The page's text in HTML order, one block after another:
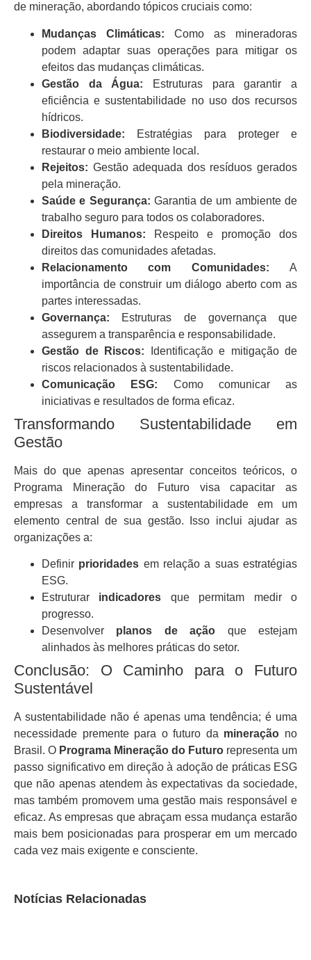
de mineração, abordando tópicos cruciais como:
Mudanças Climáticas: Como as mineradoras
podem adaptar suas operações para mitigar os
efeitos das mudanças climáticas.
Gestão da Água: Estruturas para garantir a
eficiência e sustentabilidade no uso dos recursos
hídricos.
Biodiversidade: Estratégias para proteger e
restaurar o meio ambiente local.
Rejeitos: Gestão adequada dos resíduos gerados
pela mineração.
Saúde e Segurança: Garantia de um ambiente de
trabalho seguro para todos os colaboradores.
Direitos Humanos: Respeito e promoção dos
direitos das comunidades afetadas.
Relacionamento com Comunidades: A
importância de construir um diálogo aberto com as
partes interessadas.
Governança: Estruturas de governança que
assegurem a transparência e responsabilidade.
Gestão de Riscos: Identificação e mitigação de
riscos relacionados à sustentabilidade.
Comunicação ESG: Como comunicar as
iniciativas e resultados de forma eficaz.
Transformando Sustentabilidade em
Gestão
Mais do que apenas apresentar conceitos teóricos, o
Programa Mineração do Futuro visa capacitar as
empresas a transformar a sustentabilidade em um
elemento central de sua gestão. Isso inclui ajudar as
organizações a:
Definir prioridades em relação a suas estratégias
ESG.
Estruturar indicadores que permitam medir o
progresso.
Desenvolver planos de ação que estejam
alinhados às melhores práticas do setor.
Conclusão: O Caminho para o Futuro
Sustentável
A sustentabilidade não é apenas uma tendência; é uma
necessidade premente para o futuro da mineração no
Brasil. O Programa Mineração do Futuro representa um
passo significativo em direção à adoção de práticas ESG
que não apenas atendem às expectativas da sociedade,
mas também promovem uma gestão mais responsável e
eficaz. As empresas que abraçam essa mudança estarão
mais bem posicionadas para prosperar em um mercado
cada vez mais exigente e consciente.
Notícias Relacionadas